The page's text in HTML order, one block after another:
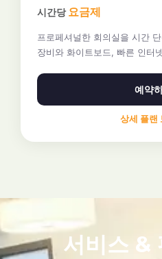
시간당요금제
프로페셔널한 회의실을 시간
장비와 화이트보드, 빠른 인터
예약
상세 플랜
서비스 &